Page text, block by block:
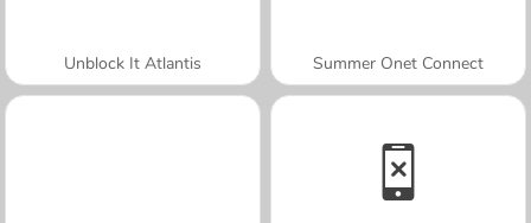
Unblock It Atlantis Summer Onet Connect